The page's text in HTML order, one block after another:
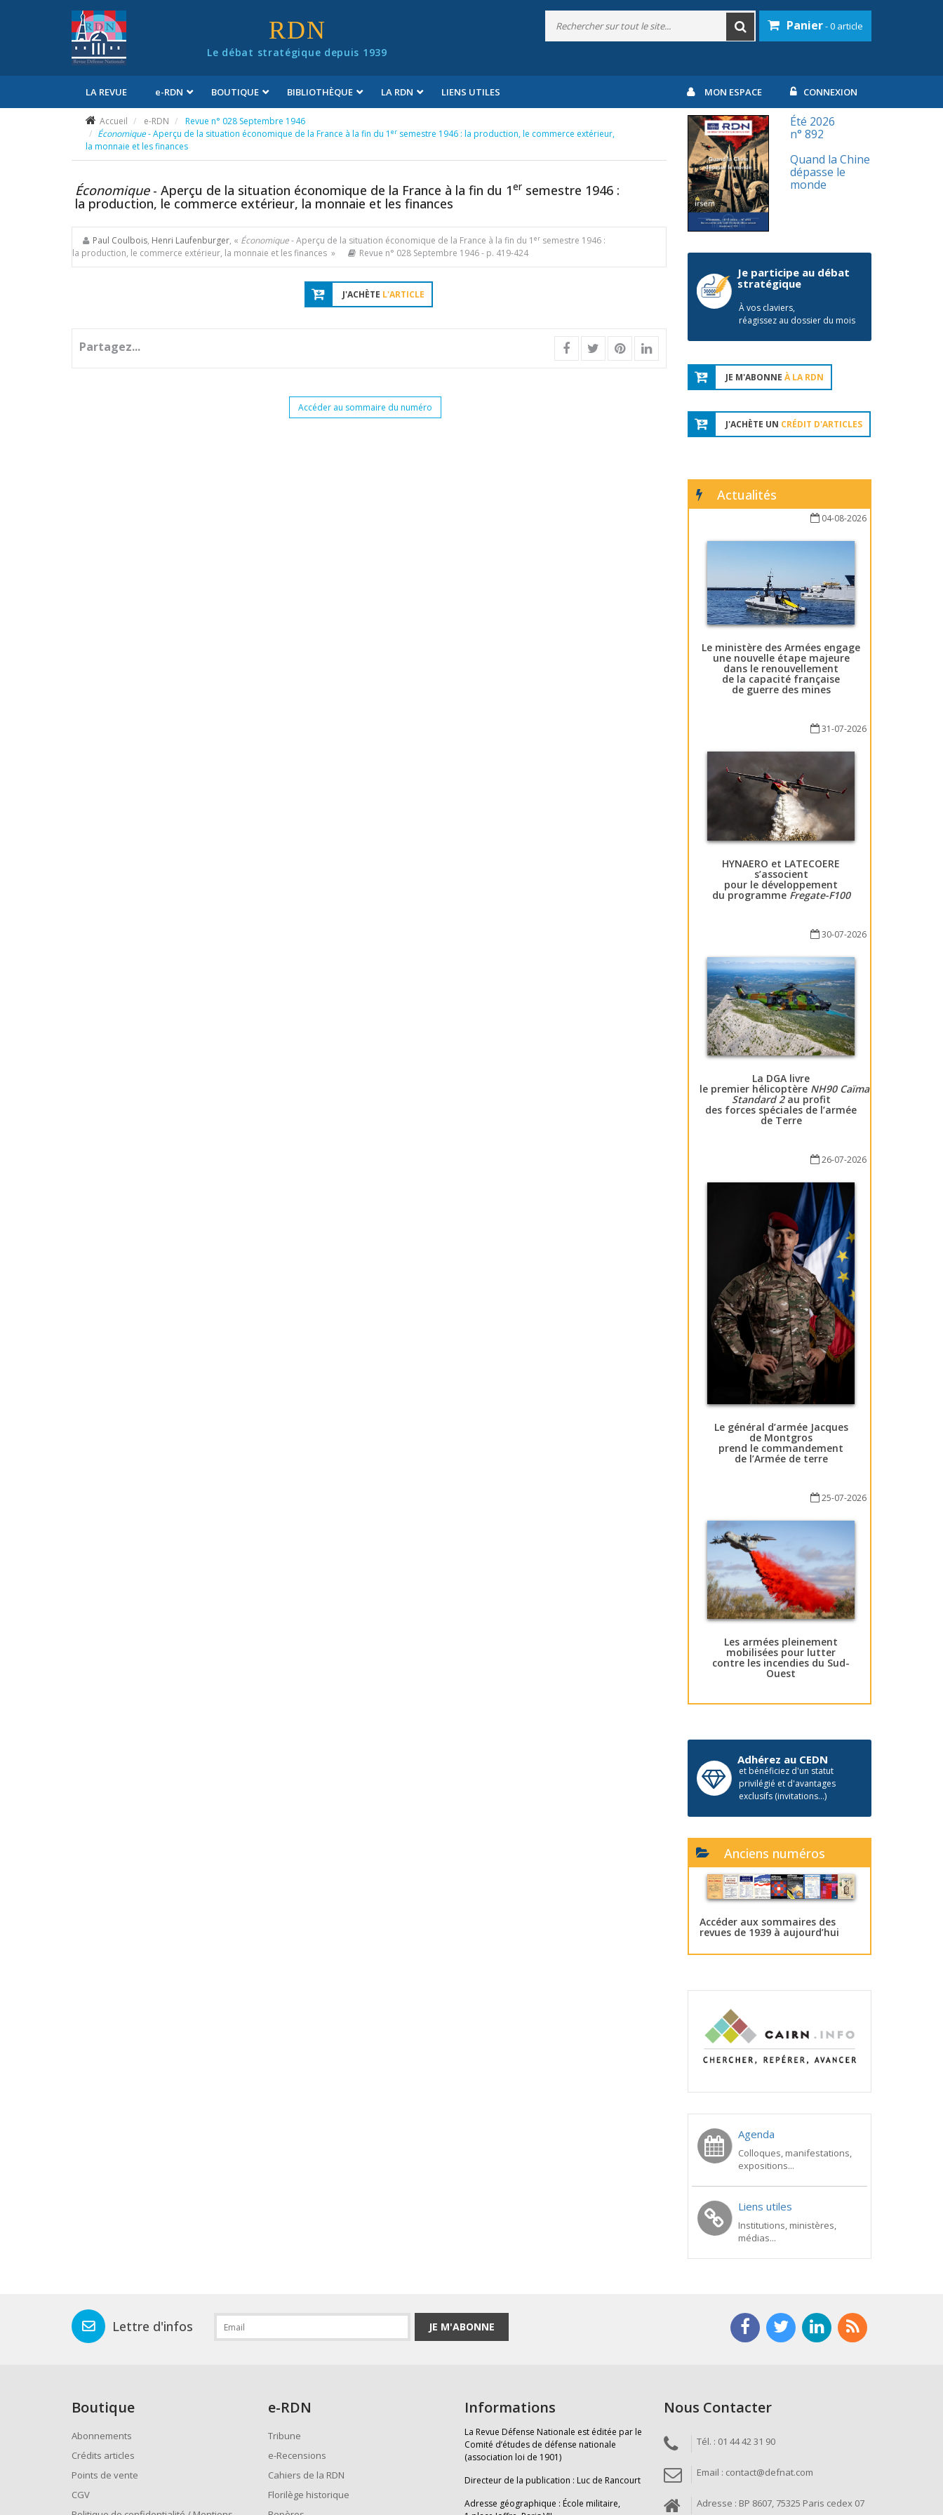
RDN
Le débat stratégique depuis 1939
Panier- 0 article
LA REVUE e-RDN BOUTIQUE BIBLIOTHÈQUE LA RDN LIENS UTILES MON ESPACE CONNEXION
Accueil e-RDN
Revue n° 028 Septembre 1946
Économique- Aperçu de la situation économique de la France à la fin du 1 er semestre 1946 : la production, le commerce extérieur,
la monnaie et les finances
Économique - Aperçu de la situation économique de la France à la fin du 1er semestre 1946 :
la production, le commerce extérieur, la monnaie et les finances
Paul Coulbois, Henri Laufenburger, « Économique- Aperçu de la situation économique de la France à la fin du 1 er semestre 1946 :
la production, le commerce extérieur, la monnaie et les finances »
Revue n° 028 Septembre 1946- p. 419-424
J'ACHÈTE L'ARTICLE
Partagez...
Accéder au sommaire du numéro
Été 2026
n° 892
Quand la Chine
dépasse le
monde
Je participe au débat
stratégique
À vos claviers,
réagissez au dossier du mois
JE M'ABONNE À LA RDN
J'ACHÈTE UN CRÉDIT D'ARTICLES
Actualités
04-08-2026
Le ministère des Armées engage
une nouvelle étape majeure
dans le renouvellement
de la capacité française
de guerre des mines
31-07-2026
HYNAERO et LATECOERE
s’associent
pour le développement
du programme Fregate-F100
30-07-2026
La DGA livre
le premier hélicoptère NH90 Caïman
Standard 2au profit
des forces spéciales de l’armée
de Terre
26-07-2026
Le général d’armée Jacques
de Montgros
prend le commandement
de l’Armée de terre
25-07-2026
Les armées pleinement
mobilisées pour lutter
contre les incendies du Sud-
Ouest
Adhérez au CEDN
et bénéficiez d'un statut
privilégié et d'avantages
exclusifs (invitations...)
Anciens numéros
Accéder aux sommaires des
revues de 1939 à aujourd’hui
Agenda
Colloques, manifestations,
expositions...
Liens utiles
Institutions, ministères,
médias...
Lettre d'infos JE M'ABONNE
Boutique
Abonnements
Crédits articles
Points de vente
CGV
e-RDN
Tribune
e-Recensions
Cahiers de la RDN
Florilège historique
Informations
La Revue Défense Nationale est éditée par le
Comité d’études de défense nationale
(association loi de 1901)
Directeur de la publication : Luc de Rancourt
Adresse géographique : École militaire,
Nous Contacter
Tél. : 01 44 42 31 90
Email : contact@defnat.com
Adresse : BP 8607, 75325 Paris cedex 07